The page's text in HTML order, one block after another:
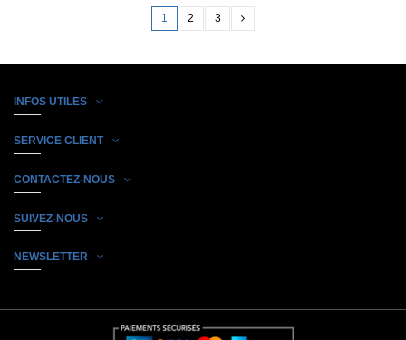
1 2 3
INFOS UTILES
SERVICE CLIENT
CONTACTEZ-NOUS
SUIVEZ-NOUS
NEWSLETTER